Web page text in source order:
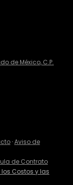
de México, C.P.
·Aviso de
de Contrato
Costos y las